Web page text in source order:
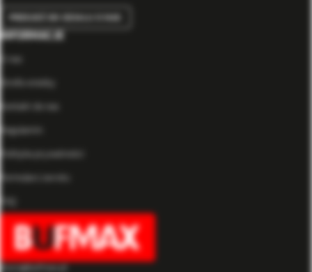
PRZEJDŹ DO DZIAŁU O NAS
INFORMACJE
O nas
Strefa wiedzy
Kontakt do nas
Regulamin
Polityka prywatności
Formularz zwrotu
biuro@bufmax.pl